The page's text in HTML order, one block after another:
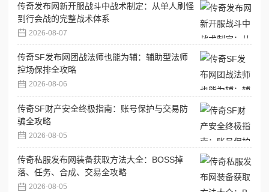
传奇发布网新开服战斗中战术制定：从单人刷怪
到行会战的完整战术体系
2026-08-07
传奇SF发布网团战法师也能为辅：辅助型法师
控场保排全攻略
2026-08-06
传奇SF财产安全终极指南：账号保护与交易防
骗全攻略
2026-08-05
传奇私服发布网装备获取方法大全：BOSS掉
落、任务、合成、交易全攻略
2026-08-05